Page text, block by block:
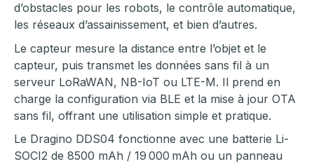
d’obstacles pour les robots, le contrôle automatique,
les réseaux d’assainissement, et bien d’autres.
Le capteur mesure la distance entre l’objet et le
capteur, puis transmet les données sans fil à un
serveur LoRaWAN, NB-IoT ou LTE-M. Il prend en
charge la configuration via BLE et la mise à jour OTA
sans fil, offrant une utilisation simple et pratique.
Le Dragino DDS04 fonctionne avec une batterie Li-
SOCI2 de 8500 mAh / 19 000 mAh ou un panneau